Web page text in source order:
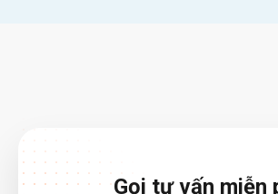
Gọi tư vấn miễn